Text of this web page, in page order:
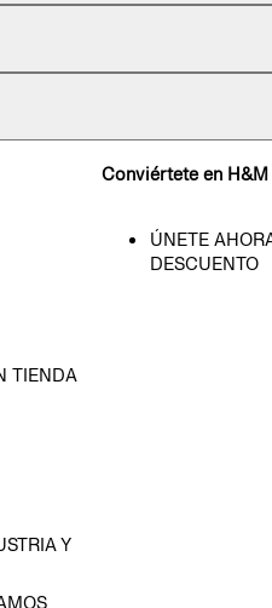
TIENDA
Y
Conviértete en
ÚNETE
DESCUENTO